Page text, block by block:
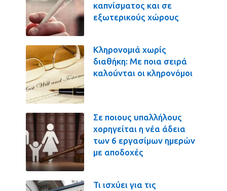
καπνίσματος και σε
εξωτερικούς χώρους
Κληρονομιά χωρίς
διαθήκη: Με ποια σειρά
καλούνται οι κληρονόμοι
Σε ποιους υπαλλήλους
χορηγείται η νέα άδεια
των 6 εργασίμων ημερών
με αποδοχές
Τι ισχύει για τις